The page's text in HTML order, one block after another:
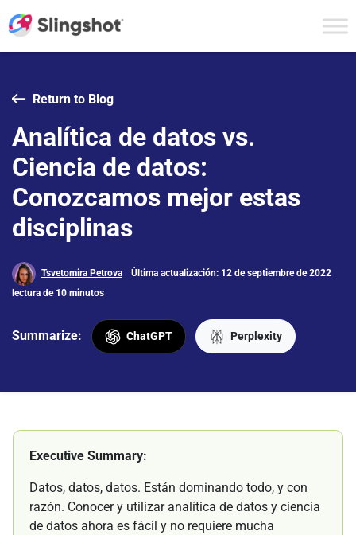
Return to Blog
Analítica de datos vs.
Ciencia de datos:
Conozcamos mejor estas
disciplinas
Tsvetomira Petrova
Última actualización: 12 de septiembre de 2022
lectura de 10 minutos
Summarize: ChatGPT Perplexity
Executive Summary:
Datos, datos, datos. Están dominando todo, y con
razón. Conocer y utilizar analítica de datos y ciencia
de datos ahora es fácil y no requiere mucha